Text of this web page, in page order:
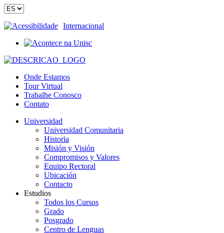
Acessibilidade Internacional
Onde Estamos
Tour Virtual
Trabalhe Conosco
Contato
Universidad
Universidad Comunitaria
Historia
Misión y Visión
Compromisos y Valores
Equipo Rectoral
Ubicación
Contacto
Estudios
Todos los Cursos
Grado
Posgrado
Centro de Lenguas